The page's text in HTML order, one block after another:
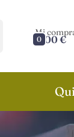
0
Mi
0,00 €